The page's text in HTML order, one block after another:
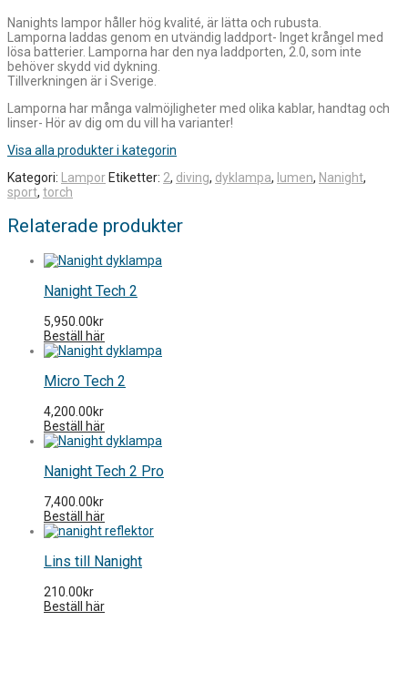
Nanights lampor håller hög kvalité, är lätta och rubusta.
Lamporna laddas genom en utvändig laddport- Inget krångel med
lösa batterier. Lamporna har den nya laddporten, 2.0, som inte
behöver skydd vid dykning.
Tillverkningen är i Sverige.
Lamporna har många valmöjligheter med olika kablar, handtag och
linser- Hör av dig om du vill ha varianter!
Visa alla produkter i kategorin
Kategori:
Lampor Etiketter: 2, diving, dyklampa, lumen, Nanight,
sport, torch
Relaterade produkter
Nanight Tech 2
5,950.00kr
Beställ här
Micro Tech 2
4,200.00kr
Beställ här
Nanight Tech 2 Pro
7,400.00kr
Beställ här
Lins till Nanight
210.00kr
Beställ här